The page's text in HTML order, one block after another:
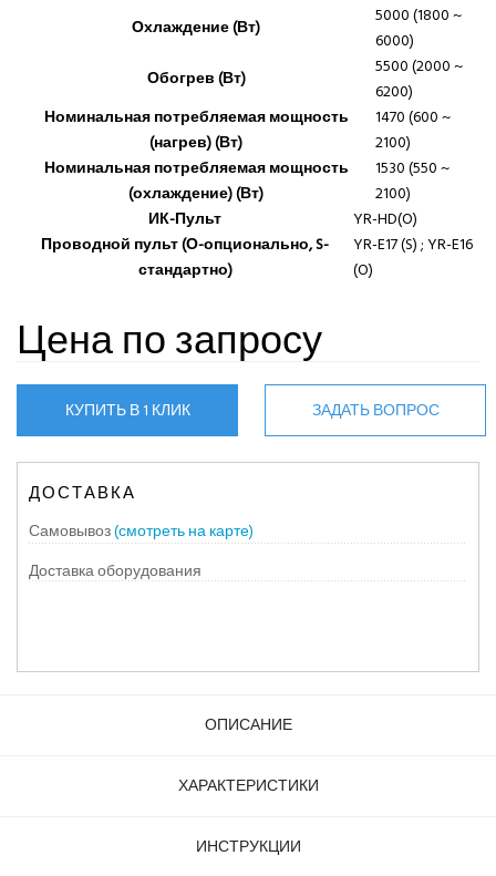
Охлаждение (Вт)
5000 (1800 ~
6000)
Обогрев (Вт)
5500 (2000 ~
6200)
Номинальная потребляемая мощность
(нагрев) (Вт)
1470 (600 ~
2100)
Номинальная потребляемая мощность
(охлаждение) (Вт)
1530 (550 ~
2100)
ИК-Пульт
YR-HD(O)
Проводной пульт (О-опционально, S-
стандартно)
YR-E17 (S) ; YR-E16
(O)
Цена по запросу
КУПИТЬ В 1 КЛИК ЗАДАТЬ ВОПРОС
ДОСТАВКА
Самовывоз(смотреть на карте)
Доставка оборудования
ОПИСАНИЕ
ХАРАКТЕРИСТИКИ
ИНСТРУКЦИИ